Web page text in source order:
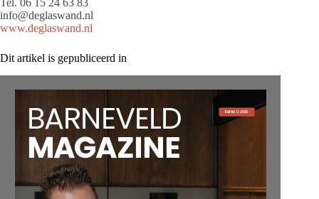
Tel. 06 15 24 63 83
info@deglaswand.nl
www.deglaswand.nl
Dit artikel is gepubliceerd in